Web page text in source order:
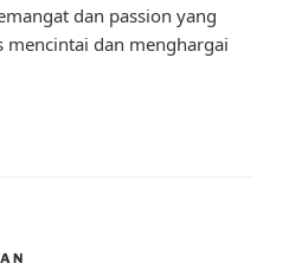
dan passion yang
dan menghargai